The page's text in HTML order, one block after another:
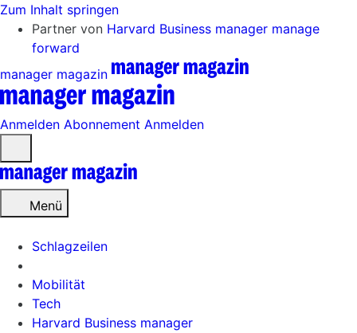
Zum Inhalt springen
Partner von Harvard Business manager manage
forward
manager magazin
Anmelden Abonnement Anmelden
öffnen
Menü
Schlagzeilen
Mobilität
Tech
Harvard Business manager